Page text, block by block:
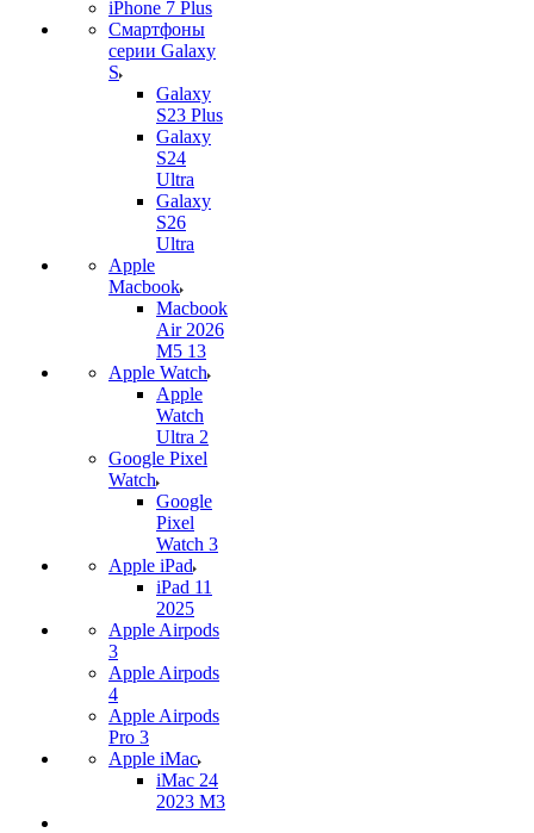
iPhone 7 Plus
Смартфоны
серии Galaxy
S
Galaxy
S23 Plus
Galaxy
S24
Ultra
Galaxy
S26
Ultra
Apple
Macbook
Macbook
Air 2026
M5 13
Apple Watch
Apple
Watch
Ultra 2
Google Pixel
Watch
Google
Pixel
Watch 3
Apple iPad
iPad 11
2025
Apple Airpods
3
Apple Airpods
4
Apple Airpods
Pro 3
Apple iMac
iMac 24
2023 M3